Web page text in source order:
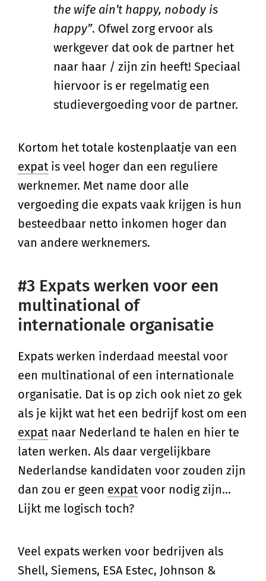
the wife ain’t happy, nobody is
happy”. Ofwel zorg ervoor als
werkgever dat ook de partner het
naar haar / zijn zin heeft! Speciaal
hiervoor is er regelmatig een
studievergoeding voor de partner.
Kortom het totale kostenplaatje van een
expat is veel hoger dan een reguliere
werknemer. Met name door alle
vergoeding die expats vaak krijgen is hun
besteedbaar netto inkomen hoger dan
van andere werknemers.
#3 Expats werken voor een
multinational of
internationale organisatie
Expats werken inderdaad meestal voor
een multinational of een internationale
organisatie. Dat is op zich ook niet zo gek
als je kijkt wat het een bedrijf kost om een
expat naar Nederland te halen en hier te
laten werken. Als daar vergelijkbare
Nederlandse kandidaten voor zouden zijn
dan zou er geen expat voor nodig zijn…
Lijkt me logisch toch?
Veel expats werken voor bedrijven als
Shell, Siemens, ESA Estec, Johnson &